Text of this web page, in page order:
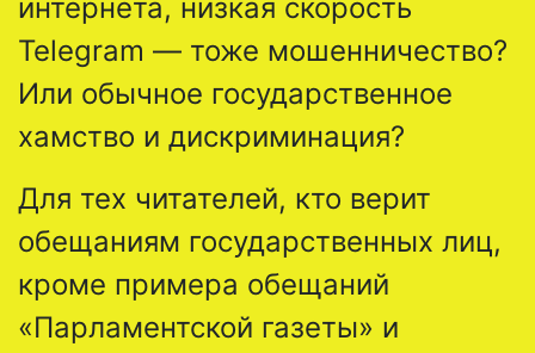
интернета, низкая скорость
Telegram — тоже мошенничество?
Или обычное государственное
хамство и дискриминация?
Для тех читателей, кто верит
обещаниям государственных лиц,
кроме примера обещаний
«Парламентской газеты» и